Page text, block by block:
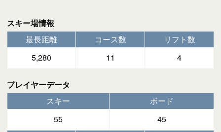
スキー場情報
最長距離
コース数
リフト数
5,280
11 4
プレイヤーデータ
スキー
ボード
55
45